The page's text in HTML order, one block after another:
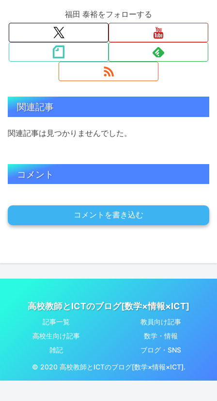
福田 泰裕をフォローする
関連記事
関連記事は見つかりませんでした。
コメント
コメントを書き込む
高校教師とICTのブログ[数学×情報×ICT]
記事一覧
教員向け記事
高校生向け記事
数学・情報
雑記
ブログ・SNS
© 2020 高校教師とICTのブログ[数学×情報×ICT].